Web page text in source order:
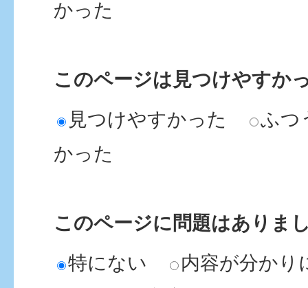
かった
このページは見つけやすか
見つけやすかった
ふつ
かった
このページに問題はありま
特にない
内容が分かり